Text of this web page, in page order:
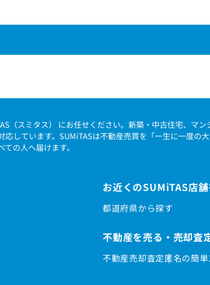
（スミタス） にお任せください。新築・中古住宅、マ
しています。SUMiTASは不動産売買を「一生に一度
の人へ届けます。
お近くのSUMiTAS店
都道府県から探す
不動産を売る・売却査
不動産売却査定匿名の簡